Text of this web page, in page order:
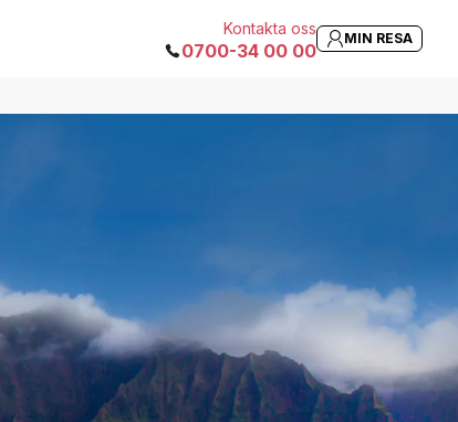
Kontakta oss
0700-34 00 00
MIN RESA